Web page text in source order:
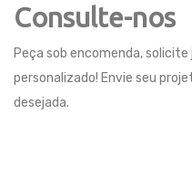
Consulte-nos
Peça sob encomenda,
personalizado! Envie seu
desejada.